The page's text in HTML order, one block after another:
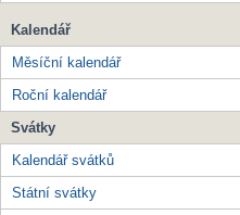
Kalendář
Měsíční kalendář
Roční kalendář
Svátky
Kalendář svátků
Státní svátky